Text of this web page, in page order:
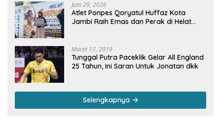
Juni 29, 2026
Atlet Ponpes Qoryatul Huffaz Kota
Jambi Raih Emas dan Perak di Helat
Maret 17, 2019
Tunggal Putra Paceklik Gelar All England
25 Tahun, Ini Saran Untuk Jonatan dkk
Selengkapnya